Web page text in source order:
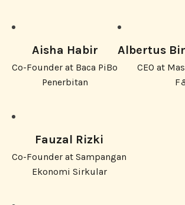
Aisha Habir
Co-Founder at Baca PiBo
Penerbitan
Albertus
CEO at
Fauzal Rizki
Co-Founder at Sampangan
Ekonomi Sirkular